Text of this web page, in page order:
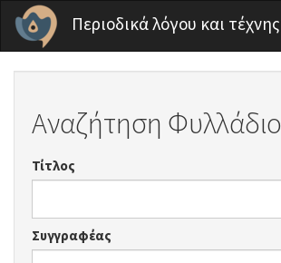
Παράκαμψη προς το κυρίως περιεχόμενο
Περιοδικά λόγου και τέχνης
Αναζήτηση Φυλλάδιο
Τίτλος
Συγγραφέας